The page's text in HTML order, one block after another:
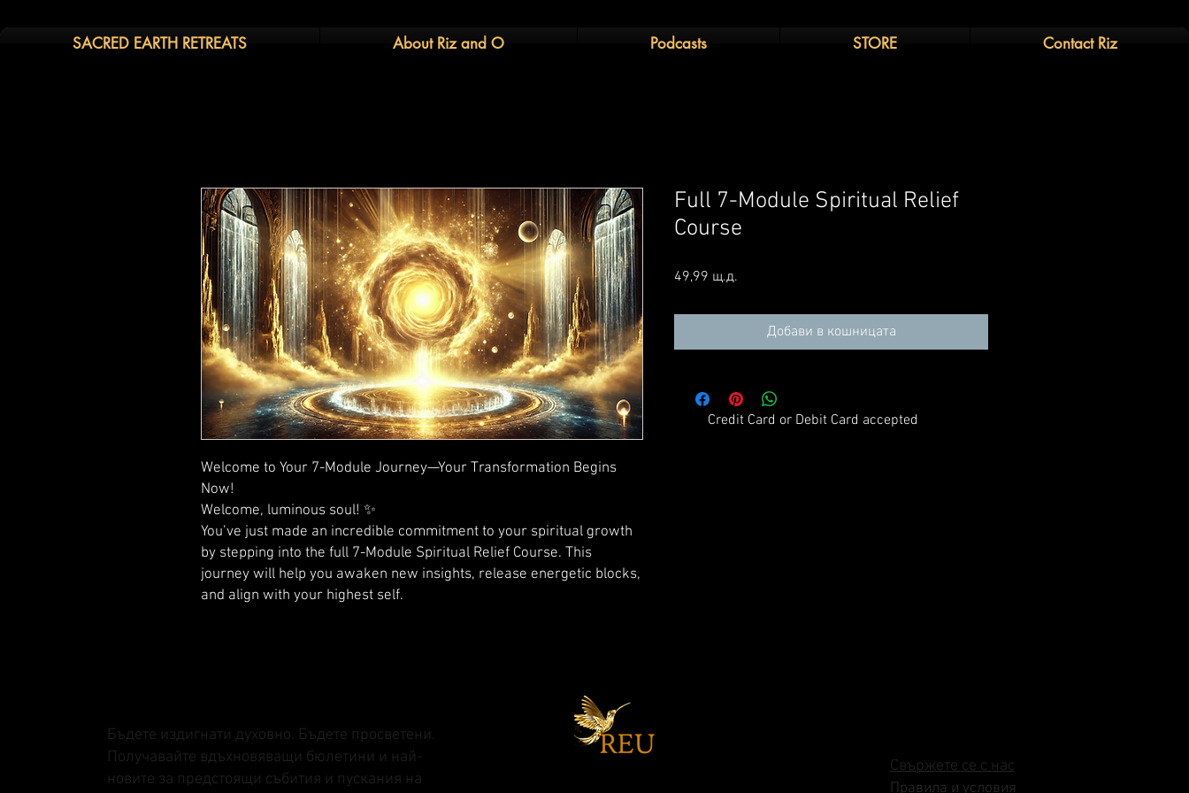
SACRED EARTH RETREATS About Riz and O Podcasts STORE Contact Riz
Welcome to Your 7-Module Journey—Your Transformation Begins
Now!
Welcome, luminous soul! ✨
You’ve just made an incredible commitment to your spiritual growth
by stepping into the full 7-Module Spiritual Relief Course. This
journey will help you awaken new insights, release energetic blocks,
and align with your highest self.
Full 7-Module Spiritual Relief
Course
49,99 щ.д.
Добави в кошницата
Credit Card or Debit Card accepted
Бъдете издигнати духовно. Бъдете просветени.
Получавайте вдъхновяващи бюлетини и най-
новите за предстоящи събития и пускания на
Свържете се с нас
Правила и условия